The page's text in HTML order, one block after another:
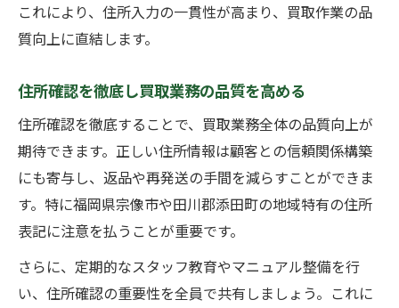
これにより、住所入力の一貫性が高まり、買取作業の品
質向上に直結します。
住所確認を徹底し買取業務の品質を高める
住所確認を徹底することで、買取業務全体の品質向上が
期待できます。正しい住所情報は顧客との信頼関係構築
にも寄与し、返品や再発送の手間を減らすことができま
す。特に福岡県宗像市や田川郡添田町の地域特有の住所
表記に注意を払うことが重要です。
さらに、定期的なスタッフ教育やマニュアル整備を行
い、住所確認の重要性を全員で共有しましょう。これに